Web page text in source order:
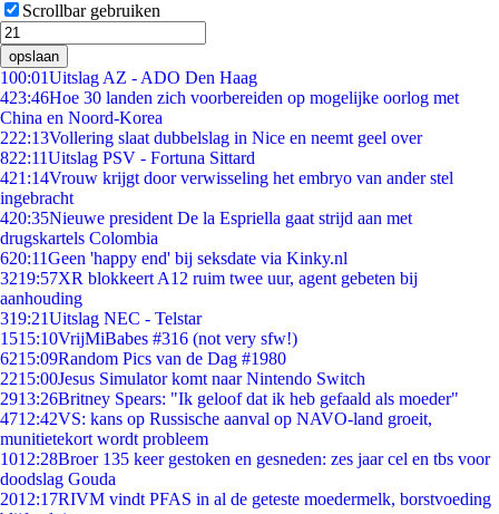
Scrollbar gebruiken
opslaan
100:01Uitslag AZ - ADO Den Haag
423:46Hoe 30 landen zich voorbereiden op mogelijke oorlog met
China en Noord-Korea
222:13Vollering slaat dubbelslag in Nice en neemt geel over
822:11Uitslag PSV - Fortuna Sittard
421:14Vrouw krijgt door verwisseling het embryo van ander stel
ingebracht
420:35Nieuwe president De la Espriella gaat strijd aan met
drugskartels Colombia
620:11Geen 'happy end' bij seksdate via Kinky.nl
3219:57XR blokkeert A12 ruim twee uur, agent gebeten bij
aanhouding
319:21Uitslag NEC - Telstar
1515:10VrijMiBabes #316 (not very sfw!)
6215:09Random Pics van de Dag #1980
2215:00Jesus Simulator komt naar Nintendo Switch
2913:26Britney Spears: "Ik geloof dat ik heb gefaald als moeder"
4712:42VS: kans op Russische aanval op NAVO-land groeit,
munitietekort wordt probleem
1012:28Broer 135 keer gestoken en gesneden: zes jaar cel en tbs voor
doodslag Gouda
2012:17RIVM vindt PFAS in al de geteste moedermelk, borstvoeding